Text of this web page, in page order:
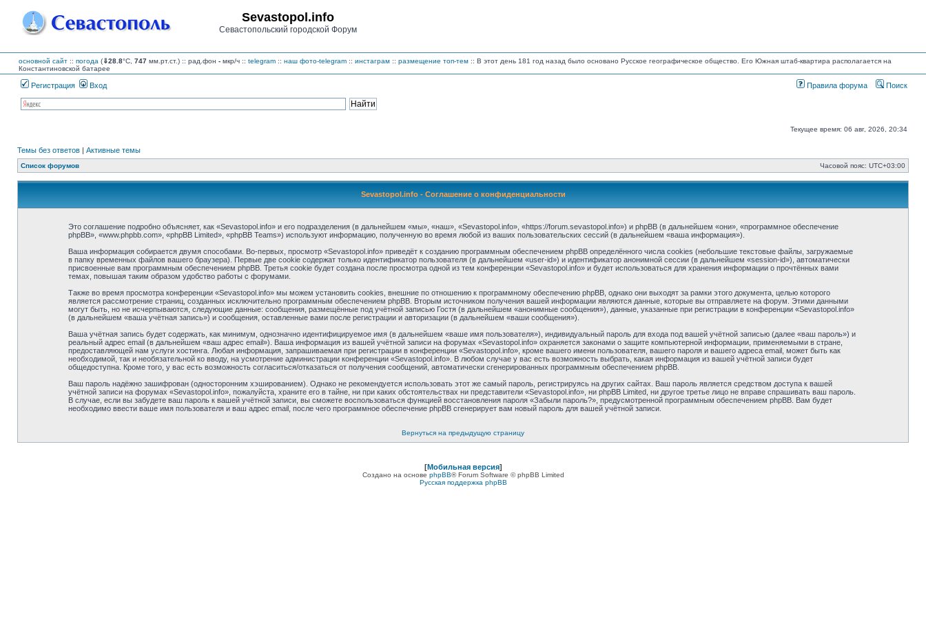
Sevastopol.info
Севастопольский городской Форум
основной сайт :: погода (⇓28.8°C, 747 мм.рт.ст.) :: рад.фон - мкр/ч :: telegram :: наш фото-telegram :: инстаграм :: размещение топ-тем :: В этот день 181 год назад было основано Русское географическое общество. Его Южная штаб-квартира располагается на
Константиновской батарее
Регистрация Вход Правила форума Поиск
Текущее время: 06 авг, 2026, 20:34
Темы без ответов | Активные темы
Список форумов Часовой пояс: UTC+03:00
Sevastopol.info - Соглашение о конфиденциальности
Это соглашение подробно объясняет, как «Sevastopol.info» и его подразделения (в дальнейшем «мы», «наш», «Sevastopol.info», «https://forum.sevastopol.info») и phpBB (в дальнейшем «они», «программное обеспечение
phpBB», «www.phpbb.com», «phpBB Limited», «phpBB Teams») используют информацию, полученную во время любой из ваших пользовательских сессий (в дальнейшем «ваша информация»).
Ваша информация собирается двумя способами. Во-первых, просмотр «Sevastopol.info» приведёт к созданию программным обеспечением phpBB определённого числа cookies (небольшие текстовые файлы, загружаемые
в папку временных файлов вашего браузера). Первые две cookie содержат только идентификатор пользователя (в дальнейшем «user-id») и идентификатор анонимной сессии (в дальнейшем «session-id»), автоматически
присвоенные вам программным обеспечением phpBB. Третья cookie будет создана после просмотра одной из тем конференции «Sevastopol.info» и будет использоваться для хранения информации о прочтённых вами
темах, повышая таким образом удобство работы с форумами.
Также во время просмотра конференции «Sevastopol.info» мы можем установить cookies, внешние по отношению к программному обеспечению phpBB, однако они выходят за рамки этого документа, целью которого
является рассмотрение страниц, созданных исключительно программным обеспечением phpBB. Вторым источником получения вашей информации являются данные, которые вы отправляете на форум. Этими данными
могут быть, но не исчерпываются, следующие данные: сообщения, размещённые под учётной записью Гостя (в дальнейшем «анонимные сообщения»), данные, указанные при регистрации в конференции «Sevastopol.info»
(в дальнейшем «ваша учётная запись») и сообщения, оставленные вами после регистрации и авторизации (в дальнейшем «ваши сообщения»).
Ваша учётная запись будет содержать, как минимум, однозначно идентифицируемое имя (в дальнейшем «ваше имя пользователя»), индивидуальный пароль для входа под вашей учётной записью (далее «ваш пароль») и
реальный адрес email (в дальнейшем «ваш адрес email»). Ваша информация из вашей учётной записи на форумах «Sevastopol.info» охраняется законами о защите компьютерной информации, применяемыми в стране,
предоставляющей нам услуги хостинга. Любая информация, запрашиваемая при регистрации в конференции «Sevastopol.info», кроме вашего имени пользователя, вашего пароля и вашего адреса email, может быть как
необходимой, так и необязательной ко вводу, на усмотрение администрации конференции «Sevastopol.info». В любом случае у вас есть возможность выбрать, какая информация из вашей учётной записи будет
общедоступна. Кроме того, у вас есть возможность согласиться/отказаться от получения сообщений, автоматически сгенерированных программным обеспечением phpBB.
Ваш пароль надёжно зашифрован (односторонним хэшированием). Однако не рекомендуется использовать этот же самый пароль, регистрируясь на других сайтах. Ваш пароль является средством доступа к вашей
учётной записи на форумах «Sevastopol.info», пожалуйста, храните его в тайне, ни при каких обстоятельствах ни представители «Sevastopol.info», ни phpBB Limited, ни другое третье лицо не вправе спрашивать ваш пароль.
В случае, если вы забудете ваш пароль к вашей учётной записи, вы сможете воспользоваться функцией восстановления пароля «Забыли пароль?», предусмотренной программным обеспечением phpBB. Вам будет
необходимо ввести ваше имя пользователя и ваш адрес email, после чего программное обеспечение phpBB сгенерирует вам новый пароль для вашей учётной записи.
Вернуться на предыдущую страницу
[Мобильная версия]
Создано на основе phpBB® Forum Software © phpBB Limited
Русская поддержка phpBB